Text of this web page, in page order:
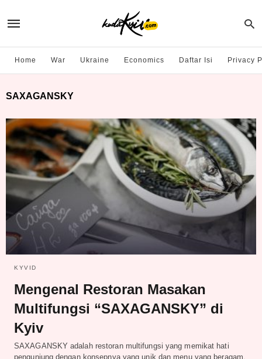
Home War Ukraine Economics Daftar Isi Privacy
SAXAGANSKY
KYVID
Mengenal Restoran Masakan
Multifungsi “SAXAGANSKY” di
Kyiv
SAXAGANSKY adalah restoran multifungsi yang memikat hati
pengunjung dengan konsepnya yang unik dan menu yang beragam.